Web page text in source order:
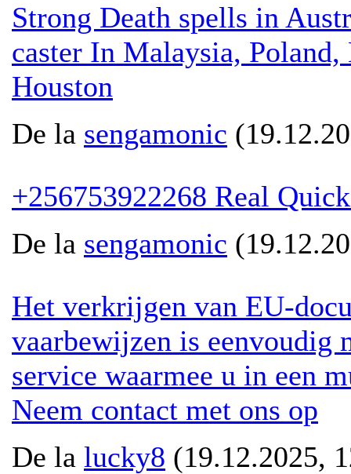
Strong Death spells in
caster In Malaysia,
Houston
De la sengamonic
+256753922268 Real
De la sengamonic
Het verkrijgen van EU-
vaarbewijzen is eenvoudig
service waarmee u in een
Neem contact met ons op
De la lucky8 (19.12.2025,